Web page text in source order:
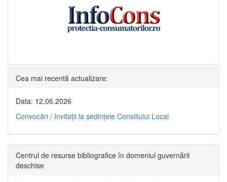
Cea mai recentă actualizare:
Data: 12.06.2026
Convocări / Invitaţii la şedinţele Consiliului Local
Centrul de resurse bibliografice în domeniul guvernării
deschise